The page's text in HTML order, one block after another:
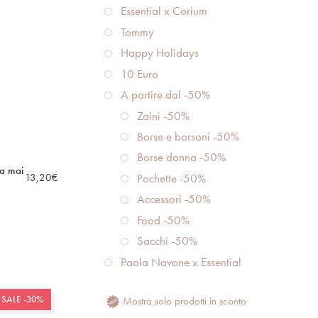
mai 13,20€
SALE -30%
Essential x Corium
Tommy
Happy Holidays
10 Euro
A partire dal -50%
Zaini -50%
Borse e borsoni -50%
Borse donna -50%
Pochette -50%
Accessori -50%
Food -50%
Sacchi -50%
Paola Navone x Essential
Mostra solo prodotti in sconto